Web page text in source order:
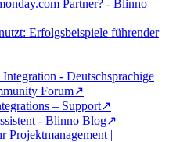
Partner? - Blinno
Erfolgsbeispiele führender
- Deutschsprachige
Forum↗
– Support↗
- Blinno Blog↗
Projektmanagement |